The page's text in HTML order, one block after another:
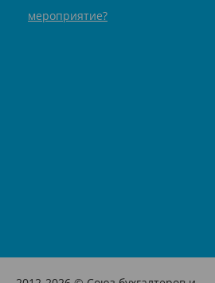
мероприятие?